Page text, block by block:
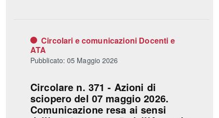
Circolari e comunicazioni Docenti e
ATA
Pubblicato: 05 Maggio 2026
Circolare n. 371 - Azioni di
sciopero del 07 maggio 2026.
Comunicazione resa ai sensi